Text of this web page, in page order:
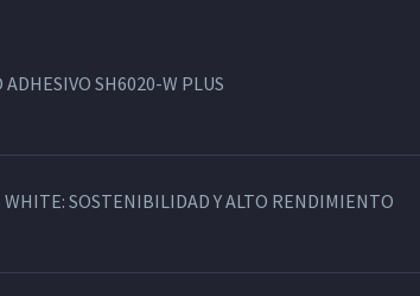
SH6020-W PLUS
SOSTENIBILIDAD Y ALTO RENDIMIENTO